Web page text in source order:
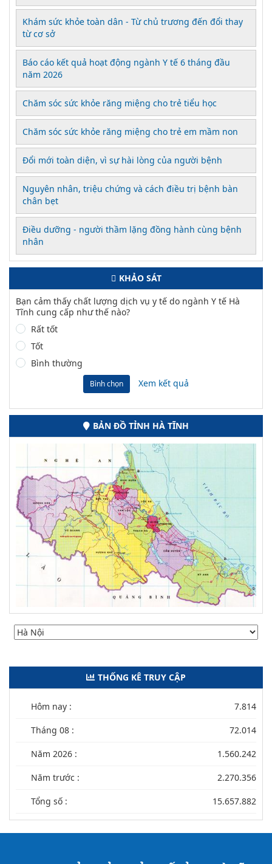
Khám sức khỏe toàn dân - Từ chủ trương đến đổi thay
từ cơ sở
Báo cáo kết quả hoạt động ngành Y tế 6 tháng đầu
năm 2026
Chăm sóc sức khỏe răng miệng cho trẻ tiểu học
Chăm sóc sức khỏe răng miệng cho trẻ em mầm non
Đổi mới toàn diện, vì sự hài lòng của người bệnh
Nguyên nhân, triệu chứng và cách điều trị bệnh bàn
chân bẹt
Điều dưỡng - người thầm lặng đồng hành cùng bệnh
nhân
KHẢO SÁT
Bạn cảm thấy chất lượng dịch vụ y tế do ngành Y tế Hà
Tĩnh cung cấp như thế nào?
Rất tốt
Tốt
Bình thường
Bình chọn Xem kết quả
BẢN ĐỒ TỈNH HÀ TĨNH
THỐNG KÊ TRUY CẬP
Hôm nay : 7.814
Tháng 08 : 72.014
Năm 2026 : 1.560.242
Năm trước : 2.270.356
Tổng số : 15.657.882